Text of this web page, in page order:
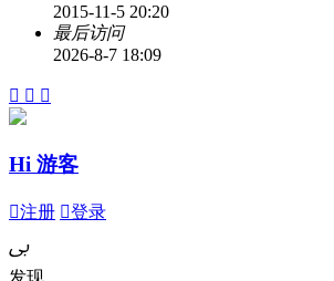
2015-11-5 20:20
最后访问
2026-8-7 18:09
  
Hi 游客
注册 登录
ﰉ